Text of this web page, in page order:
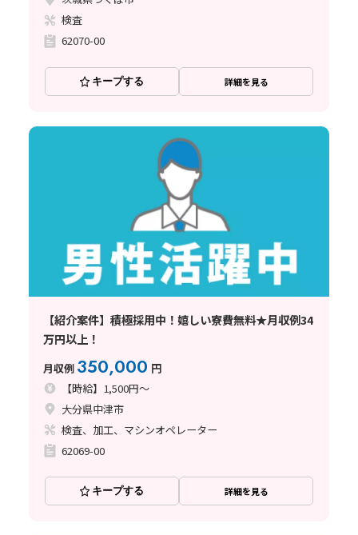
検査
62070-00
キープする 詳細を見る
【紹介案件】積極採用中！嬉しい寮費無料★月収例34
万円以上！
月収例 350,000 円
【時給】1,500円～
大分県中津市
検査、加工、マシンオペレーター
62069-00
キープする 詳細を見る